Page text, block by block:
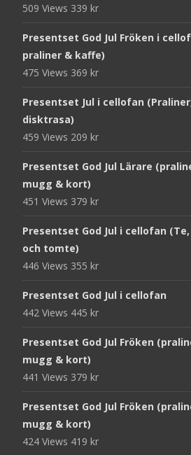
509 Views 339 kr
Presentset God Jul Fröken i
praliner & kaffe)
475 Views 369 kr
Presentset Jul i cellofan
disktrasa)
459 Views 209 kr
Presentset God Jul Lärare
mugg & kort)
451 Views 379 kr
Presentset God Jul i cellofan
och tomte)
446 Views 355 kr
Presentset God Jul i cellofan
442 Views 445 kr
Presentset God Jul Fröken
mugg & kort)
441 Views 379 kr
Presentset God Jul Fröken
mugg & kort)
424 Views 419 kr